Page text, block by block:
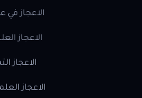
الاعجاز في
الاعجاز
الاعجاز
الاعجاز